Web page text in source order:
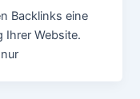
Backlinks eine
Ihrer Website.